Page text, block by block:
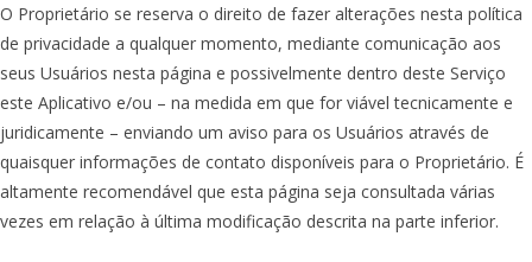
O Proprietário se reserva o direito de fazer alterações nesta política
de privacidade a qualquer momento, mediante comunicação aos
seus Usuários nesta página e possivelmente dentro deste Serviço
este Aplicativo e/ou – na medida em que for viável tecnicamente e
juridicamente – enviando um aviso para os Usuários através de
quaisquer informações de contato disponíveis para o Proprietário. É
altamente recomendável que esta página seja consultada várias
vezes em relação à última modificação descrita na parte inferior.